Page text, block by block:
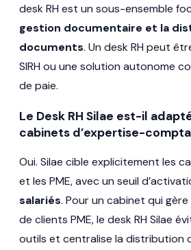
desk RH est un sous-ensemble
gestion documentaire et la
documents. Un desk RH peut
SIRH ou une solution autonome
de paie.
Le Desk RH Silae est-il
cabinets d’expertise-
Oui. Silae cible explicitement les
et les PME, avec un seuil
salariés. Pour un cabinet qui
de clients PME, le desk RH Silae
outils et centralise la distribution